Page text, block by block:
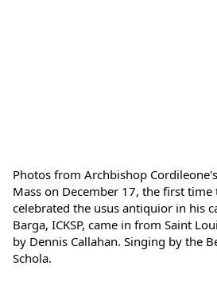
Photos from Archbishop
Mass on December 17, the first time
celebrated the usus antiquior in his
Barga, ICKSP, came in from Saint
by Dennis Callahan. Singing by the
Schola.